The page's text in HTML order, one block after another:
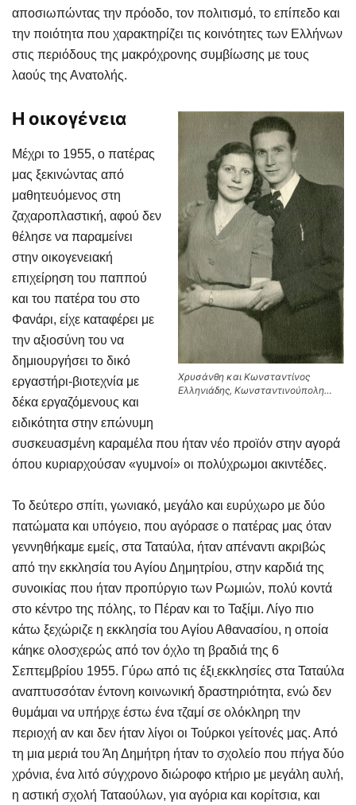
αποσιωπώντας την πρόοδο, τον πολιτισμό, το επίπεδο και
την ποιότητα που χαρακτηρίζει τις κοινότητες των Ελλήνων
στις περιόδους της μακρόχρονης συμβίωσης με τους
λαούς της Ανατολής.
Χρυσάνθη και Κωνσταντίνος
Ελληνιάδης, Κωνσταντινούπολη…
Η οικογένεια
Μέχρι το 1955, ο πατέρας
μας ξεκινώντας από
μαθητευόμενος στη
ζαχαροπλαστική, αφού δεν
θέλησε να παραμείνει
στην οικογενειακή
επιχείρηση του παππού
και του πατέρα του στο
Φανάρι, είχε καταφέρει με
την αξιοσύνη του να
δημιουργήσει το δικό
εργαστήρι-βιοτεχνία με
δέκα εργαζόμενους και
ειδικότητα στην επώνυμη
συσκευασμένη καραμέλα που ήταν νέο προϊόν στην αγορά
όπου κυριαρχούσαν «γυμνοί» οι πολύχρωμοι ακιντέδες.
Το δεύτερο σπίτι, γωνιακό, μεγάλο και ευρύχωρο με δύο
πατώματα και υπόγειο, που αγόρασε ο πατέρας μας όταν
γεννηθήκαμε εμείς, στα Ταταύλα, ήταν απέναντι ακριβώς
από την εκκλησία του Αγίου Δημητρίου, στην καρδιά της
συνοικίας που ήταν προπύργιο των Ρωμιών, πολύ κοντά
στο κέντρο της πόλης, το Πέραν και το Ταξίμι. Λίγο πιο
κάτω ξεχώριζε η εκκλησία του Αγίου Αθανασίου, η οποία
κάηκε ολοσχερώς από τον όχλο τη βραδιά της 6
Σεπτεμβρίου 1955. Γύρω από τις έξι εκκλησίες στα Ταταύλα
αναπτυσσόταν έντονη κοινωνική δραστηριότητα, ενώ δεν
θυμάμαι να υπήρχε έστω ένα τζαμί σε ολόκληρη την
περιοχή αν και δεν ήταν λίγοι οι Τούρκοι γείτονές μας. Από
τη μια μεριά του Άη Δημήτρη ήταν το σχολείο που πήγα δύο
χρόνια, ένα λιτό σύγχρονο διώροφο κτήριο με μεγάλη αυλή,
η αστική σχολή Ταταούλων, για αγόρια και κορίτσια, και